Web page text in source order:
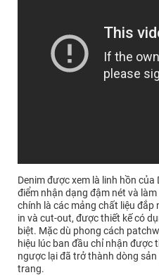
Denim được xem là linh hồn của
điểm nhận dạng đậm nét và
chính là các mảng chất liệu
in và cut-out, được thiết kế có
biệt. Mặc dù phong cách
hiệu lúc ban đầu chỉ nhận được
ngược lại đã trở thành dòng
trang.